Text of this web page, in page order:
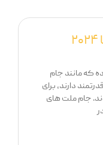
که مانند جام
دارند، برای
جام ملت های